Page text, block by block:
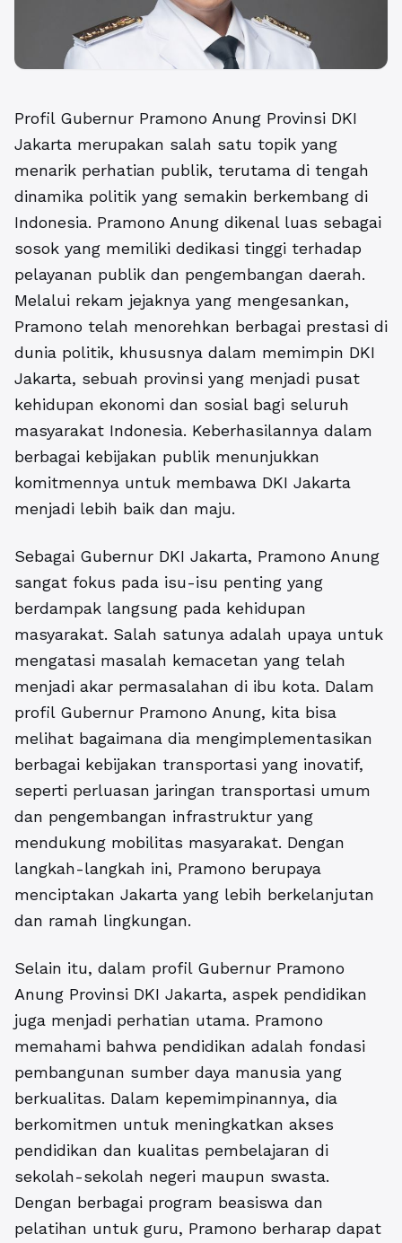
Profil Gubernur Pramono Anung Provinsi DKI
Jakarta merupakan salah satu topik yang
menarik perhatian publik, terutama di tengah
dinamika politik yang semakin berkembang di
Indonesia. Pramono Anung dikenal luas sebagai
sosok yang memiliki dedikasi tinggi terhadap
pelayanan publik dan pengembangan daerah.
Melalui rekam jejaknya yang mengesankan,
Pramono telah menorehkan berbagai prestasi di
dunia politik, khususnya dalam memimpin DKI
Jakarta, sebuah provinsi yang menjadi pusat
kehidupan ekonomi dan sosial bagi seluruh
masyarakat Indonesia. Keberhasilannya dalam
berbagai kebijakan publik menunjukkan
komitmennya untuk membawa DKI Jakarta
menjadi lebih baik dan maju.
Sebagai Gubernur DKI Jakarta, Pramono Anung
sangat fokus pada isu-isu penting yang
berdampak langsung pada kehidupan
masyarakat. Salah satunya adalah upaya untuk
mengatasi masalah kemacetan yang telah
menjadi akar permasalahan di ibu kota. Dalam
profil Gubernur Pramono Anung, kita bisa
melihat bagaimana dia mengimplementasikan
berbagai kebijakan transportasi yang inovatif,
seperti perluasan jaringan transportasi umum
dan pengembangan infrastruktur yang
mendukung mobilitas masyarakat. Dengan
langkah-langkah ini, Pramono berupaya
menciptakan Jakarta yang lebih berkelanjutan
dan ramah lingkungan.
Selain itu, dalam profil Gubernur Pramono
Anung Provinsi DKI Jakarta, aspek pendidikan
juga menjadi perhatian utama. Pramono
memahami bahwa pendidikan adalah fondasi
pembangunan sumber daya manusia yang
berkualitas. Dalam kepemimpinannya, dia
berkomitmen untuk meningkatkan akses
pendidikan dan kualitas pembelajaran di
sekolah-sekolah negeri maupun swasta.
Dengan berbagai program beasiswa dan
pelatihan untuk guru, Pramono berharap dapat